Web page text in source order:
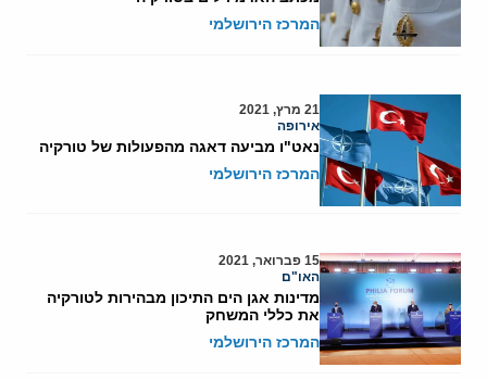
המרכז הירושלמי
21 מרץ, 2021
אירופה
נאט"ו מביעה דאגה מהפעולות של טורקיה
המרכז הירושלמי
15 פברואר, 2021
האו"ם
מדינות אגן הים התיכון מבהירות לטורקיה
את כללי המשחק
המרכז הירושלמי